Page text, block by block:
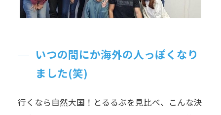
いつの間にか海外の人っぽくなり
ました(笑)
行くなら自然大国！とるるぶを見比べ、こんな決